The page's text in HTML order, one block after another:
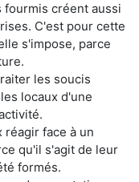
fourmis créent aussi
C'est pour cette
s'impose, parce
les soucis
locaux d'une
face à un
qu'il s'agit de leur
formés.